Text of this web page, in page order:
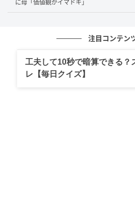
に母「価値観がイマドキ」
注目コンテン
工夫して10秒で暗算できる？
レ【毎日クイズ】